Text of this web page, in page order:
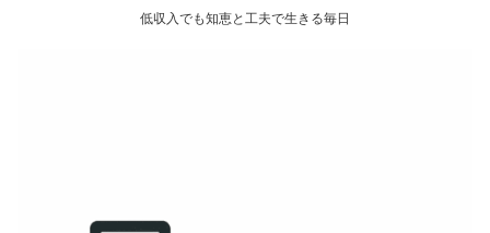
低収入でも知恵と工夫で生きる毎日